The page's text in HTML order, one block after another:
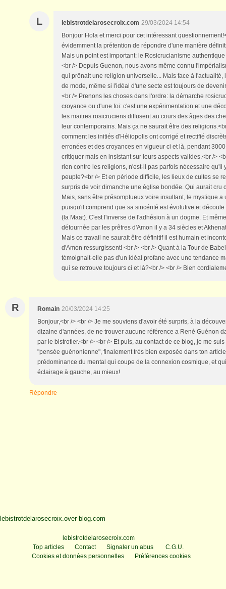
L lebistrotdelarosecroix.com 29/03/2024 14:54
Bonjour Hola et merci pour cet intéressant
évidemment la prétention de répondre d'une manière
Mais un point est important: le Rosicrucianisme
<br /> Depuis Guenon, nous avons même connu
qui prônait une religion universelle... Mais face à l'actualité,
de mode, même si l'idéal d'une secte est toujours de
<br /> Prenons les choses dans l'ordre: la démarche
croyance ou d'une foi: c'est une expérimentation et une
les maitres rosicruciens diffusent au cours des âges des
leur contemporains. Mais ça ne saurait être des
comment les initiés d'Héliopolis ont corrigé et rectifié
erronées et des croyances en vigueur ci et là, pendant
critiquer mais en insistant sur leurs aspects valides.<br />
rien contre les religions, n'est-il pas parfois nécessaire qu'il
peuple?<br /> Et en période difficile, les lieux de cultes se
surpris de voir dimanche une église bondée. Qui aurait cru
Mais, sans être présomptueux voire insultant, le mystique
puisqu'il comprend que sa sincérité est évolutive et
(la Maat). C'est l'inverse de l'adhésion à un dogme. Et
détournée par les prêtres d'Amon il y a 34 siècles et
Mais ce travail ne saurait être définitif il est humain et
d'Amon ressurgissent! <br /> <br /> Quant à la Tour de
témoignait-elle pas d'un idéal profane avec une tendance
qui se retrouve toujours ci et là?<br /> <br /> Bien
R Romain 20/03/2024 14:25
Bonjour,<br /> <br /> Je me souviens d'avoir été surpris, à la
dizaine d'années, de ne trouver aucune référence a René Guénon
par le bistrotier.<br /> <br /> Et puis, au contact de ce blog, je me
"pensée guénonienne", finalement très bien exposée dans ton
prédominance du mental qui coupe de la connexion cosmique, et
éclairage à gauche, au mieux!
Répondre
lebistrotdelarosecroix.over-blog.com
lebistrotdelarosecroix.com
Top articles
Contact Signaler un abus
C.G.U.
Cookies et données personnelles
Préférences cookies